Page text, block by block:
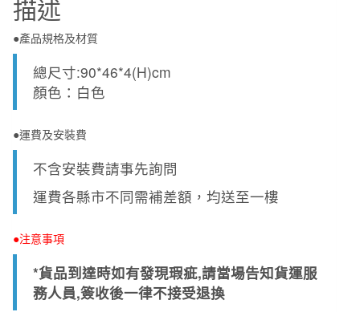
盆
(含
抗
90*46*4
數
量
描述
●產品規格及材質
總尺寸:90*46*4(H)cm
顏色：白色
●運費及安裝費
不含安裝費請事先詢問
運費各縣市不同需補差額，均送至一樓
●注意事項
*貨品到達時如有發現瑕疵,請當場告知貨運服
務人員,簽收後一律不接受退換